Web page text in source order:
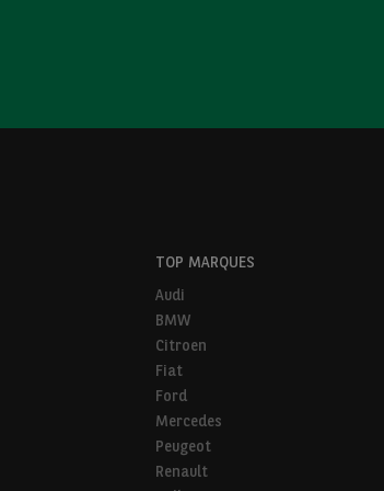
TOP MARQUES
Audi
BMW
Citroen
Fiat
Ford
Mercedes
Peugeot
Renault